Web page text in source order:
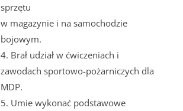
sprzętu
w magazynie i na samochodzie
bojowym.
4. Brał udział w ćwiczeniach i
zawodach sportowo-pożarniczych dla
MDP.
5. Umie wykonać podstawowe